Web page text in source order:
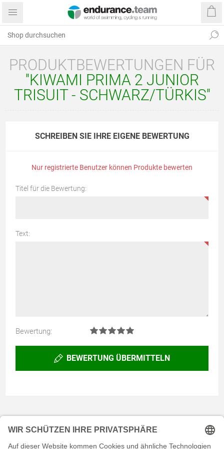
PRODUKTBEWERTUNGEN FÜR
KIWAMI PRIMA 2 JUNIOR
TRISUIT - SCHWARZ/TÜRKIS
SCHREIBEN SIE IHRE EIGENE BEWERTUNG
Nur registrierte Benutzer können Produkte bewerten
Titel für die Bewertung:
Text:
Bewertung:
BEWERTUNG ÜBERMITTELN